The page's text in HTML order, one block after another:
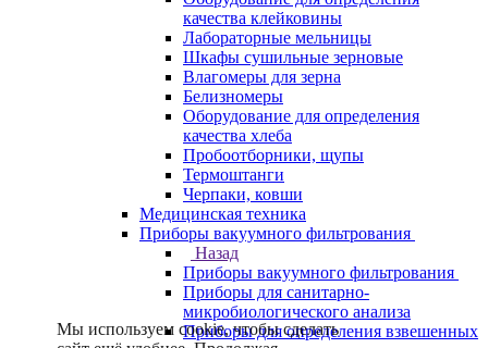
качества клейковины
Лабораторные мельницы
Шкафы сушильные зерновые
Влагомеры для зерна
Белизномеры
Оборудование для определения
качества хлеба
Пробоотборники, щупы
Термоштанги
Черпаки, ковши
Медицинская техника
Приборы вакуумного фильтрования
Назад
Приборы вакуумного фильтрования
Приборы для санитарно-
микробиологического анализа
Приборы для определения взвешенных
Мы используем cookie, чтобы сделать